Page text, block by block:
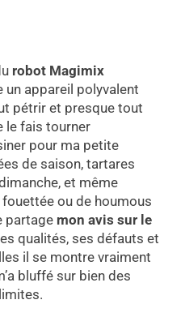
robot Magimix
appareil polyvalent
pétrir et presque tout
le fais tourner
pour ma petite
de saison, tartares
et même
ou de houmous
partage mon avis sur le
qualités, ses défauts et
il se montre vraiment
bluffé sur bien des